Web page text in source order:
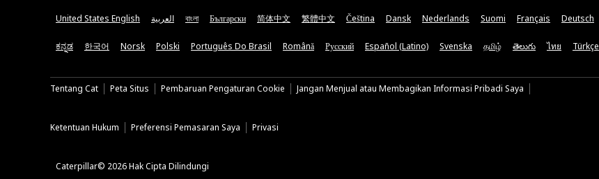
United States English العربية বাংলা Български 简体中文 繁體中文 Čeština Dansk Nederlands Suomi Français Deutsch
ಕನ್ನಡ 한국어 Norsk Polski Português Do Brasil Română Русский Español (Latino) Svenska தமிழ் తెలుగు ไทย Türkçe
Tentang Cat Peta Situs Pembaruan Pengaturan Cookie Jangan Menjual atau Membagikan Informasi Pribadi Saya
Ketentuan Hukum Preferensi Pemasaran Saya Privasi
Caterpillar© 2026 Hak Cipta Dilindungi